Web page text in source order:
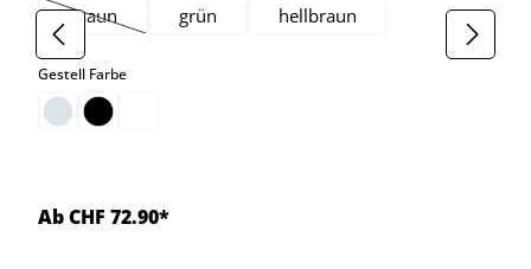
braun
(Diese Option ist zurzeit nicht verfügbar.)
grün hellbraun
Gestell Farbeauswählen
Ab CHF 72.90*